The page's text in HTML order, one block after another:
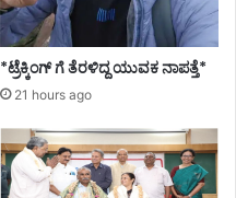
*ಟ್ರೆಕ್ಕಿಂಗ್ ಗೆ ತೆರಳಿದ್ದ ಯುವಕ ನಾಪತ್ತೆ*
21 hours ago